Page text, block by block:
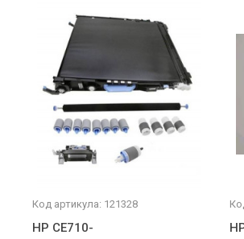
Код артикула: 121328
HP CE710-